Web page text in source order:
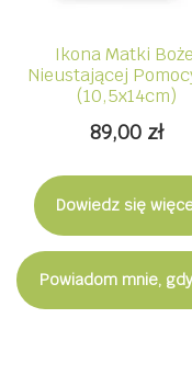
Ikona Matki
Nieustającej
(10,5x14cm)
89,00 zł
Dowiedz się
Powiadom mnie,